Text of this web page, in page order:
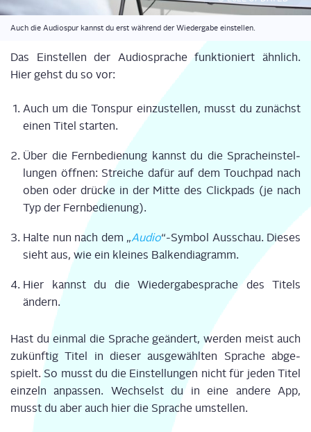
Auch die Audio­spur kannst du erst wäh­rend der Wie­der­ga­be einstellen.
Das Ein­stel­len der Audio­spra­che funk­tio­niert ähn­lich.
Hier gehst du so vor:
Auch um die Ton­spur ein­zu­stel­len, musst du zunächst
einen Titel star­ten.
Über die Fern­be­die­nung kannst du die Sprach­ein­stel­
lun­gen öff­nen: Strei­che dafür auf dem Touch­pad nach
oben oder drü­cke in der Mit­te des Click­pads (je nach
Typ der Fern­be­die­nung).
Hal­te nun nach dem „Audio“-Sym­bol Aus­schau. Die­ses
sieht aus, wie ein klei­nes Bal­ken­dia­gramm.
Hier kannst du die Wie­der­ga­be­spra­che des Titels
ändern.
Hast du ein­mal die Spra­che geän­dert, wer­den meist auch
zukünf­tig Titel in die­ser aus­ge­wähl­ten Spra­che abge­
spielt. So musst du die Ein­stel­lun­gen nicht für jeden Titel
ein­zeln anpas­sen. Wech­selst du in eine ande­re App,
musst du aber auch hier die Spra­che umstellen.